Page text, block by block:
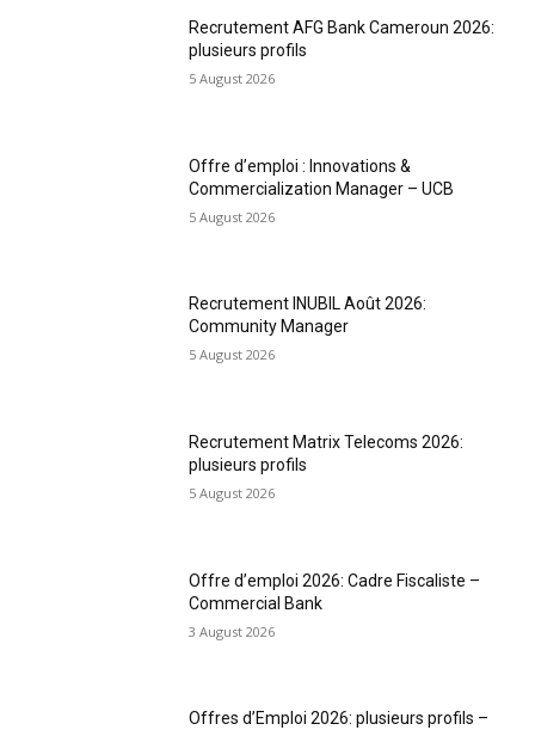
Recrutement AFG Bank Cameroun 2026:
plusieurs profils
5 August 2026
Offre d’emploi : Innovations &
Commercialization Manager – UCB
5 August 2026
Recrutement INUBIL Août 2026:
Community Manager
5 August 2026
Recrutement Matrix Telecoms 2026:
plusieurs profils
5 August 2026
Offre d’emploi 2026: Cadre Fiscaliste –
Commercial Bank
3 August 2026
Offres d’Emploi 2026: plusieurs profils –